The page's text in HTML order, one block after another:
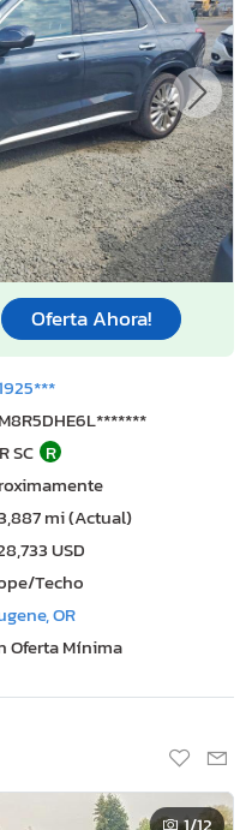
Oferta Ahora!
SC R
mi (Actual)
USD
Techo
OR
Oferta Mínima
1/12